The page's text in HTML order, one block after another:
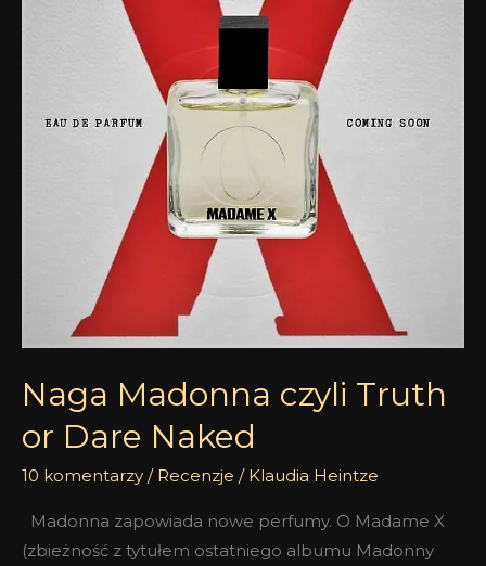
Naga Madonna czyli Truth
or Dare Naked
10 komentarzy / Recenzje / Klaudia Heintze
Madonna zapowiada nowe perfumy. O Madame X
(zbieżność z tytułem ostatniego albumu Madonny